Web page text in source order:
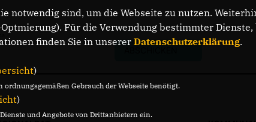
⇗
notwendig sind, um die Webseite zu nutzen.
Für die Verwendung bestimmter
finden Sie in unserer Datenschutzerklärung.
)
Gebrauch der Webseite benötigt.
)
und Angebote von Drittanbietern ein.